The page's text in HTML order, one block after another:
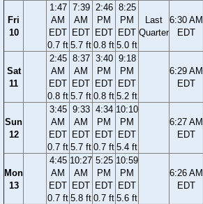
Fri
10
1:47
AM
EDT
0.7 ft
7:39
AM
EDT
5.7 ft
2:46
PM
EDT
0.8 ft
8:25
PM
EDT
5.0 ft
Last
Quarter
6:30 AM
EDT
Sat
11
2:45
AM
EDT
0.8 ft
8:37
AM
EDT
5.7 ft
3:40
PM
EDT
0.8 ft
9:18
PM
EDT
5.2 ft
6:29 AM
EDT
Sun
12
3:45
AM
EDT
0.7 ft
9:33
AM
EDT
5.7 ft
4:34
PM
EDT
0.7 ft
10:10
PM
EDT
5.4 ft
6:27 AM
EDT
Mon
13
4:45
AM
EDT
0.7 ft
10:27
AM
EDT
5.8 ft
5:25
PM
EDT
0.7 ft
10:59
PM
EDT
5.6 ft
6:26 AM
EDT